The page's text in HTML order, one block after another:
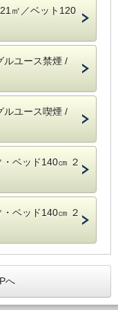
㎡／ベット120
ルユース禁煙 /
ルユース喫煙 /
ベッド140㎝ ２
ベッド140㎝ ２
へ